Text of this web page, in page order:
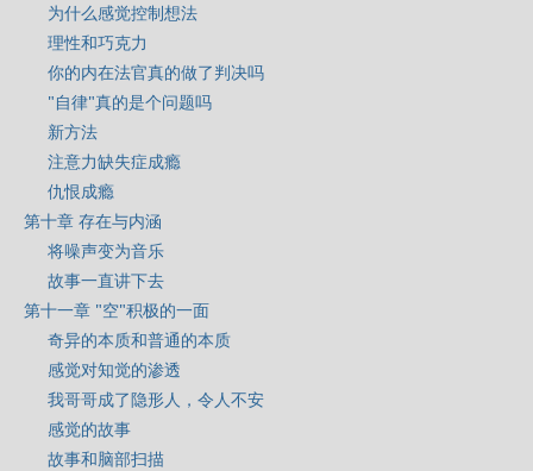
为什么感觉控制想法
理性和巧克力
你的内在法官真的做了判决吗
"自律"真的是个问题吗
新方法
注意力缺失症成瘾
仇恨成瘾
第十章 存在与内涵
将噪声变为音乐
故事一直讲下去
第十一章 "空"积极的一面
奇异的本质和普通的本质
感觉对知觉的渗透
我哥哥成了隐形人，令人不安
感觉的故事
故事和脑部扫描